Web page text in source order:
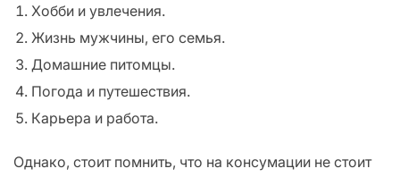
Хобби и увлечения.
Жизнь мужчины, его семья.
Домашние питомцы.
Погода и путешествия.
Карьера и работа.
Однако, стоит помнить, что на консумации не стоит